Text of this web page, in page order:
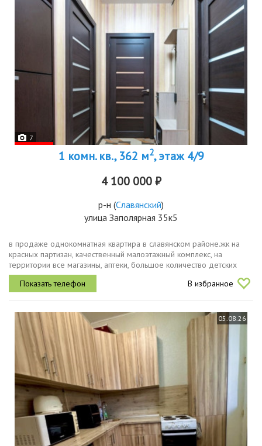
7
1 комн. кв., 362 м2, этаж 4/9
4 100 000 ₽
р-н (Славянский)
улица Заполярная 35к5
в продаже однокомнатная квартира в славянском районе.жк на
красных партизан, качественный малоэтажный комплекс, на
территории все магазины, аптеки, большое количество детских
площадок. до школы и детского сада 10 минут пешей ходьбы. в
квартире...
В избранное
05.08.26